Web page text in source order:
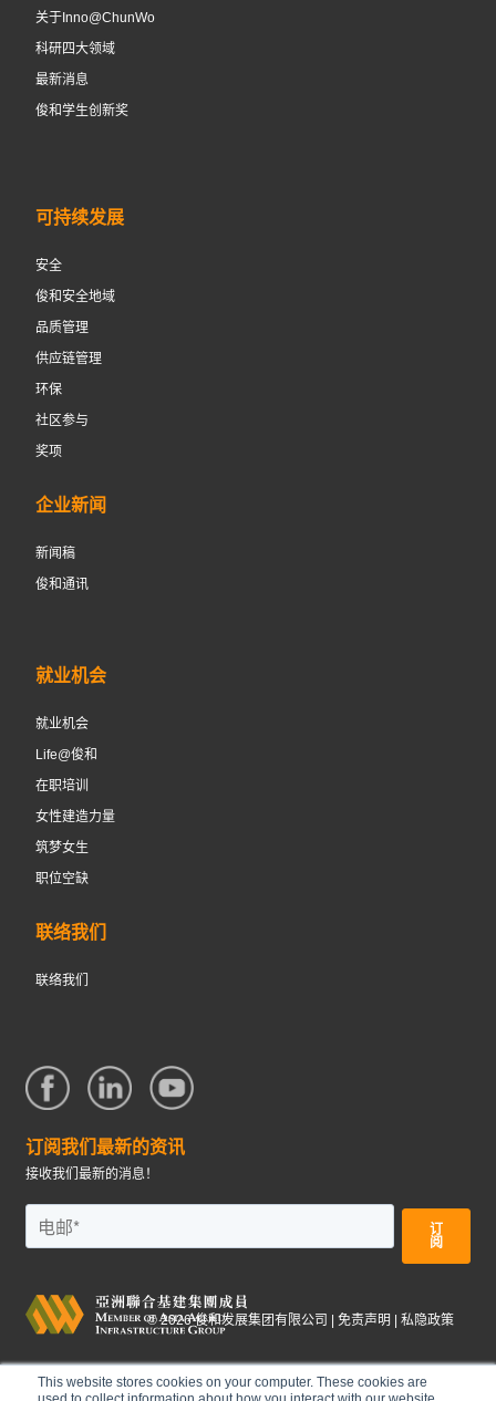
This website stores cookies on your computer. These cookies are
关于Inno@ChunWo
科研四大领域
最新消息
俊和学生创新奖
可持续发展
安全
俊和安全地域
品质管理
供应链管理
环保
社区参与
奖项
企业新闻
新闻稿
俊和通讯
就业机会
就业机会
Life@俊和
在职培训
女性建造力量
筑梦女生
职位空缺
联络我们
联络我们
订阅我们最新的资讯
接收我们最新的消息！
©2026俊和发展集团有限公司 | 免责声明 私隐政策